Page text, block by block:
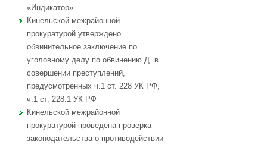
«Индикатор».
Кинельской межрайонной
прокуратурой утверждено
обвинительное заключение по
уголовному делу по обвинению Д. в
совершении преступлений,
предусмотренных ч.1 ст. 228 УК РФ,
ч.1 ст. 228.1 УК РФ
Кинельской межрайонной
прокуратурой проведена проверка
законодательства о противодействии